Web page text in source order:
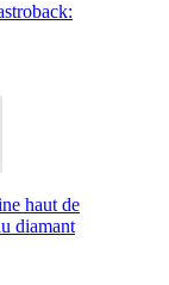
haut de
diamant